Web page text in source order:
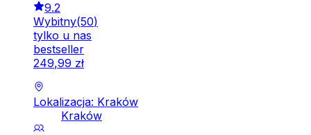
9.2
Wybitny(50)
tylko u nas
bestseller
249,99 zł
Lokalizacja: Kraków
Kraków